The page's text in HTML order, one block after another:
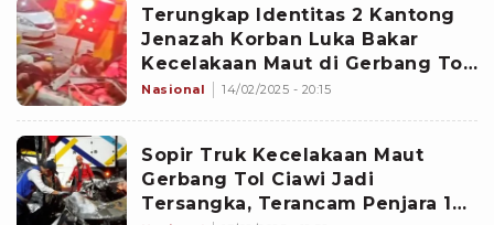
Terungkap Identitas 2 Kantong
Jenazah Korban Luka Bakar
Kecelakaan Maut di Gerbang Tol
Ciawi, Ini Datanya
Nasional 14/02/2025 - 20:15
Sopir Truk Kecelakaan Maut
Gerbang Tol Ciawi Jadi
Tersangka, Terancam Penjara 12